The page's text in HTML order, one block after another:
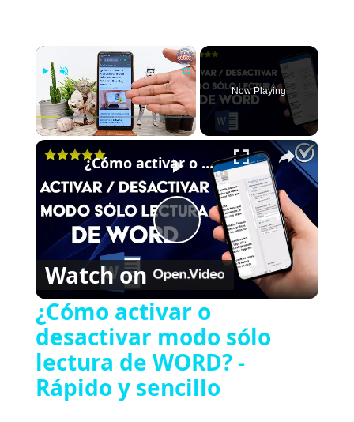
×
Now Playing
×
Play
¿Cómo activar o desactivar modo sólo lectura de WORD? - Rápido y sencillo
Watch on
¿Cómo activar o
desactivar modo sólo
lectura de WORD? -
Rápido y sencillo